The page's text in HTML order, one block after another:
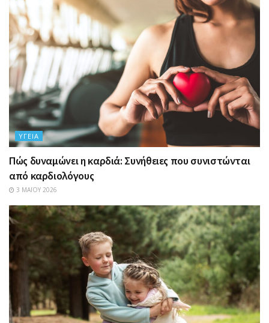
ΥΓΕΊΑ
Πώς δυναμώνει η καρδιά: Συνήθειες που συνιστώνται
από καρδιολόγους
3 ΜΑΪ́ΟΥ 2026